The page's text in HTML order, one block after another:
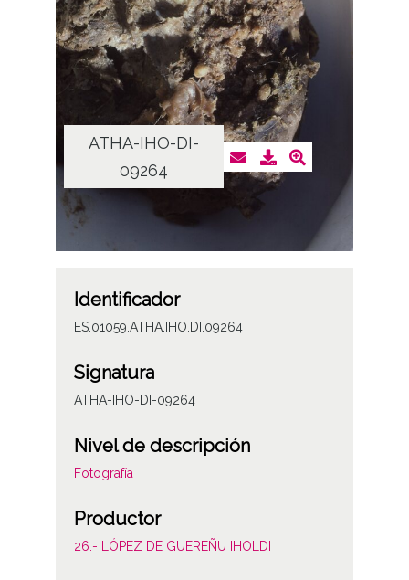
ATHA-IHO-DI-
09264
Identificador
ES.01059.ATHA.IHO.DI.09264
Signatura
ATHA-IHO-DI-09264
Nivel de descripción
Fotografía
Productor
26.- LÓPEZ DE GUEREÑU IHOLDI